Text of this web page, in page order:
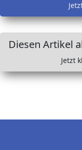
Diesen Artikel
Jetzt